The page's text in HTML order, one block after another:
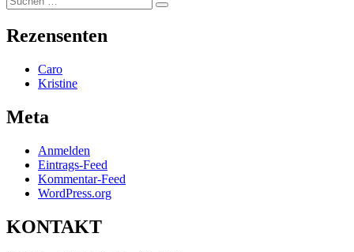
nach:
Suchen
Rezensenten
Caro
Kristine
Meta
Anmelden
Eintrags-Feed
Kommentar-Feed
WordPress.org
KONTAKT